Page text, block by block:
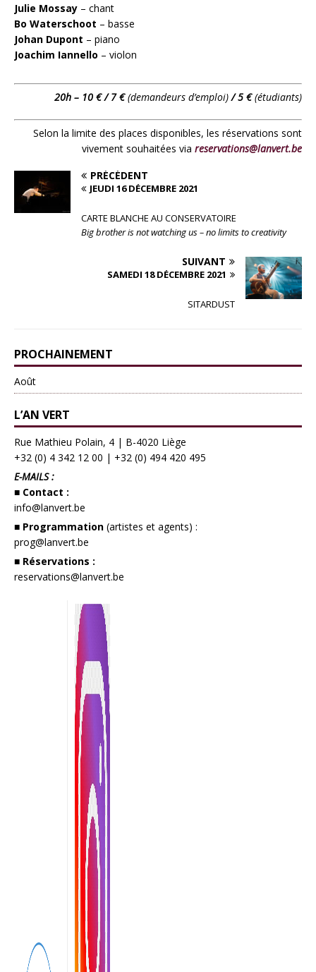
Julie Mossay – chant
Bo Waterschoot – basse
Johan Dupont – piano
Joachim Iannello – violon
20h – 10 € / 7 €(demandeurs d’emploi)/ 5 €(étudiants)
Selon la limite des places disponibles, les réservations sont
vivement souhaitées via reservations@lanvert.be
PRÉCÉDENT
JEUDI 16 DÉCEMBRE 2021
CARTE BLANCHE AU CONSERVATOIRE
Big brother is not watching us – no limits to creativity
SUIVANT
SAMEDI 18 DÉCEMBRE 2021
SITARDUST
PROCHAINEMENT
Août
L’AN VERT
Rue Mathieu Polain, 4 | B-4020 Liège
+32 (0) 4 342 12 00 | +32 (0) 494 420 495
E-MAILS :
■ Contact :
info@lanvert.be
■ Programmation (artistes et agents) :
prog@lanvert.be
■ Réservations :
reservations@lanvert.be